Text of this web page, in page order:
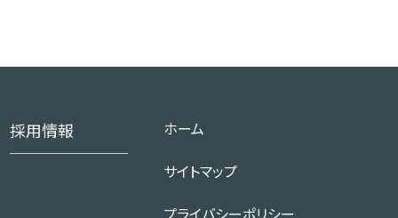
採用情報
ホーム
サイトマップ
プライバシーポリシー